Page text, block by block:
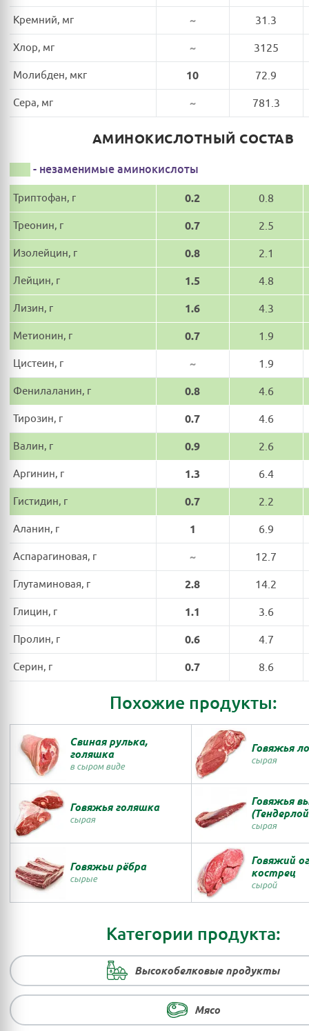
Кремний, мг ~ 31.3
Хлор, мг ~ 3125
Молибден, мкг 10 72.9
Сера, мг ~ 781.3
АМИНОКИСЛОТНЫЙ СОСТАВ
- незаменимые аминокислоты
Триптофан, г 0.2 0.8
Треонин, г 0.7 2.5
Изолейцин, г 0.8 2.1
Лейцин, г 1.5 4.8
Лизин, г 1.6 4.3
Метионин, г 0.7 1.9
Цистеин, г ~ 1.9
Фенилаланин, г 0.8 4.6
Тирозин, г 0.7 4.6
Валин, г 0.9 2.6
Аргинин, г 1.3 6.4
Гистидин, г 0.7 2.2
Аланин, г 1 6.9
Аспарагиновая, г ~ 12.7
Глутаминовая, г 2.8 14.2
Глицин, г 1.1 3.6
Пролин, г 0.6 4.7
Серин, г 0.7 8.6
Похожие продукты:
Свиная рулька,
голяшка
в сыром виде
Говяжья
сырая
Говяжья голяшка
сырая
Говяжья
сырая
Говяжьи рёбра
сырые
Говяжий
кострец
сырой
Категории продукта:
Высокобелковые продукты
Мясо